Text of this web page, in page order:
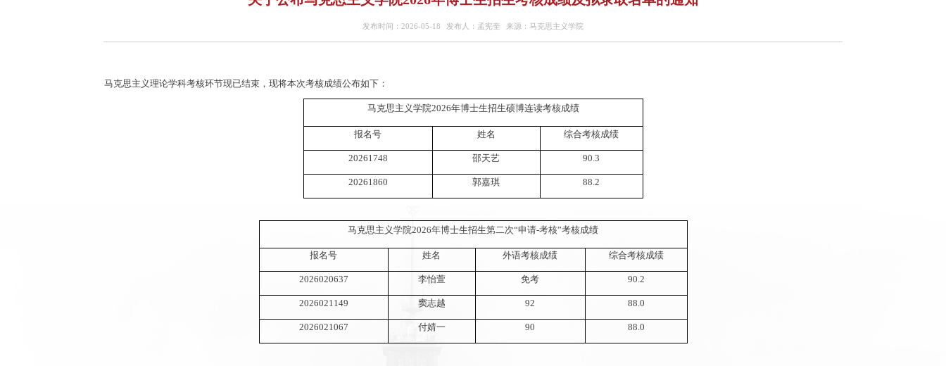
发布时间：2026-05-18 发布人：孟宪奎 来源：马克思主义学院
马克思主义理论学科考核环节现已结束，现将本次考核成绩公布如下：
马克思主义学院2026年博士生招生硕博连读考核成绩
报名号 姓名 综合考核成绩
20261748 邵天艺 90.3
20261860 郭嘉琪 88.2
马克思主义学院2026年博士生招生第二 次“申请-考核”考核成绩
报名号 姓名 外语考核成绩 综合考核成绩
2026020637 李怡萱 免考 90.2
2026021149 窦志越 92 88.0
2026021067 付婧一 90 88.0